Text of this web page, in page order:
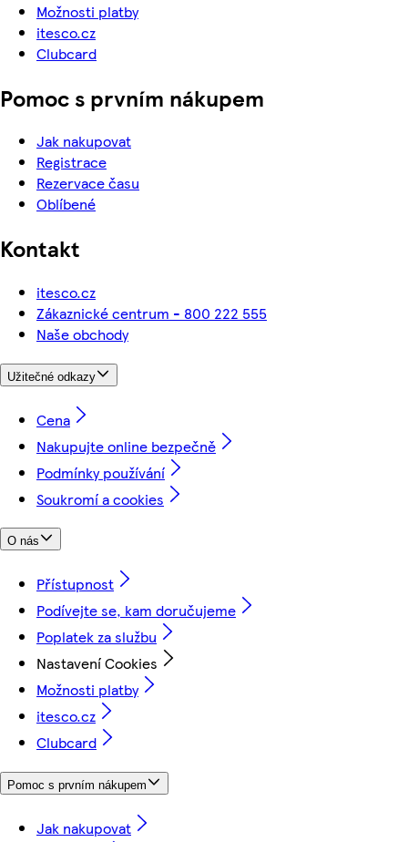
Možnosti platby
itesco.cz
Clubcard
Pomoc s prvním nákupem
Jak nakupovat
Registrace
Rezervace času
Oblíbené
Kontakt
itesco.cz
Zákaznické centrum - 800 222 555
Naše obchody
Užitečné odkazy
Cena
Nakupujte online bezpečně
Podmínky používání
Soukromí a cookies
O nás
Přístupnost
Podívejte se, kam doručujeme
Poplatek za službu
Nastavení Cookies
Možnosti platby
itesco.cz
Clubcard
Pomoc s prvním nákupem
Jak nakupovat